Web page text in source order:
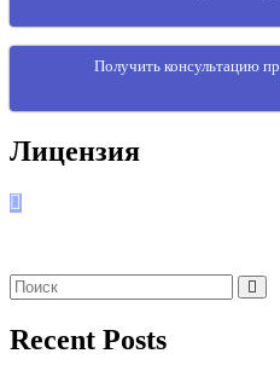
Получить консультацию
Лицензия
Recent Posts